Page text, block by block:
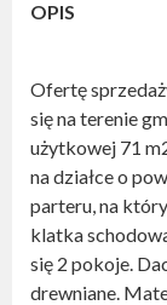
OPIS
Ofertę
się na terenie
użytkowej 71
na działce o
parteru, na
klatka
się 2 pokoje.
drewniane.